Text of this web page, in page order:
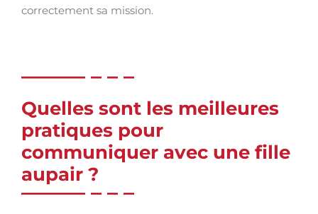
correctement sa mission.
Quelles sont les meilleures
pratiques pour
communiquer avec une fille
aupair ?